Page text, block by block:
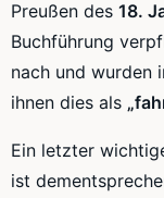
Preußen des 18.
Buchführung
nach und wurden
ihnen dies als
Ein letzter
ist